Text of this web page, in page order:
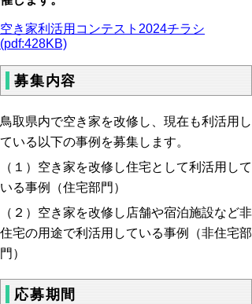
空き家利活用コンテスト2024チラシ
(pdf:428KB)
募集内容
鳥取県内で空き家を改修し、現在も利活用し
ている以下の事例を募集します。
（１）空き家を改修し住宅として利活用して
いる事例（住宅部門）
（２）空き家を改修し店舗や宿泊施設など非
住宅の用途で利活用している事例（非住宅部
門）
応募期間